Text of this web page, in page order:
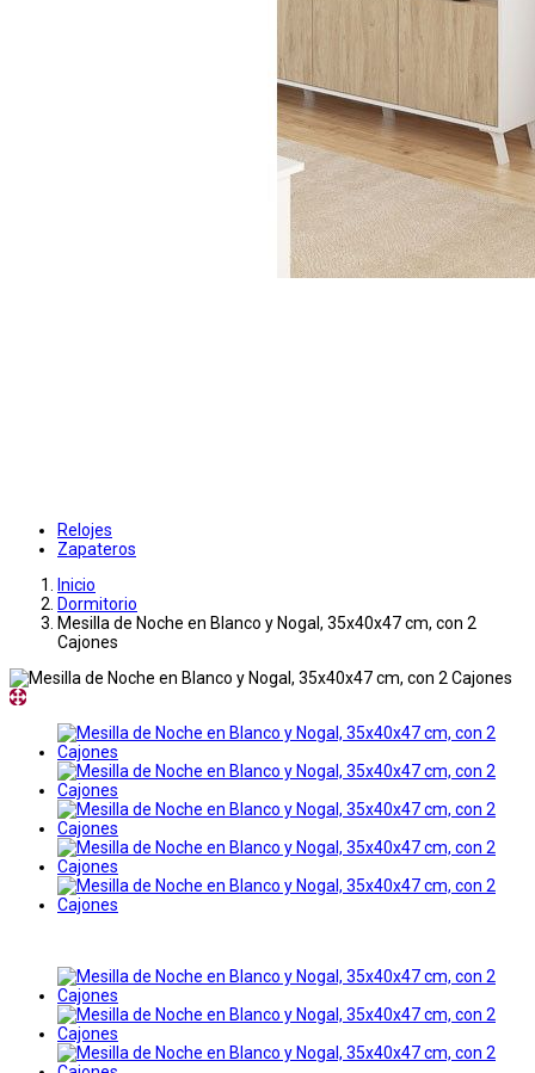
Relojes
Zapateros
Inicio
Dormitorio
Mesilla de Noche en Blanco y Nogal, 35x40x47 cm, con 2
Cajones